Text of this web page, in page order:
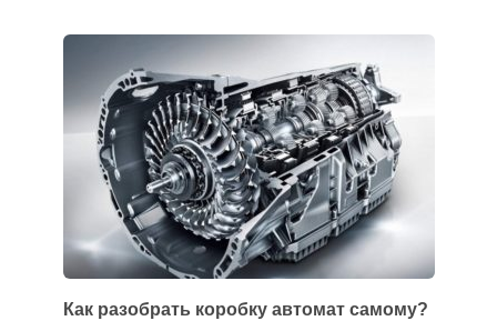
Как разобрать коробку автомат самому?